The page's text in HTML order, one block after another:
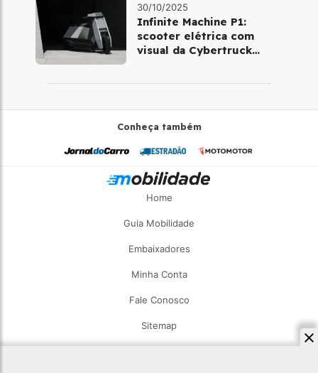
30/10/2025
Infinite Machine P1:
scooter elétrica com
visual da Cybertruck
Conheça também
Home
Guia Mobilidade
Embaixadores
Minha Conta
Fale Conosco
Sitemap